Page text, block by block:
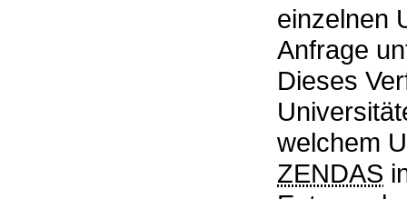
einzelnen
Anfrage
Dieses
welchem
ZENDAS